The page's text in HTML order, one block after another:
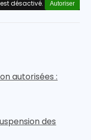
désactivé. Autoriser
autorisées :
des